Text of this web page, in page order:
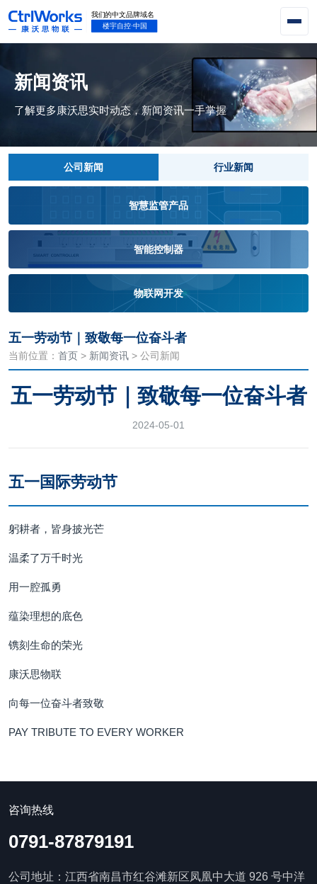
新闻资讯
了解更多康沃思实时动态，新闻资讯一手掌握
公司新闻 行业新闻
智慧监管产品
智能控制器
物联网开发
五一劳动节｜致敬每一位奋斗者
当前位置： 首页 > 新闻资讯 > 公司新闻
五一劳动节｜致敬每一位奋斗者
2024-05-01
五一国际劳动节
躬耕者，皆身披光芒
温柔了万千时光
用一腔孤勇
蕴染理想的底色
镌刻生命的荣光
康沃思物联
向每一位奋斗者致敬
PAY TRIBUTE TO EVERY WORKER
咨询热线
0791-87879191
公司地址：江西省南昌市红谷滩新区凤凰中大道 926 号中洋